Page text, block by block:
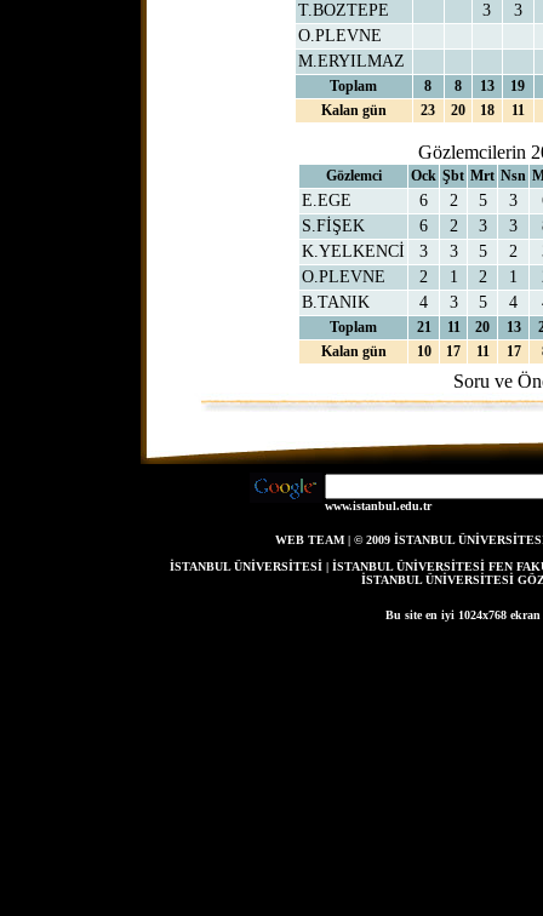
T.BOZTEPE
3
3
O.PLEVNE
M.ERYILMAZ
Toplam 8 8 13 19
Kalan gün
23 20 18 11
Gözlemcilerin
Gözlemci Ock Şbt Mrt Nsn
E.EGE 6 2 5 3
S.FİŞEK
6 2 3 3
K.YELKENCİ
3 3 5 2
O.PLEVNE
2 1 2 1
B.TANIK
4 3 5 4
Toplam 21 11 20 13
Kalan gün
10 17 11 17
Soru ve
www.istanbul.edu.tr
WEB TEAM | © 2009 İSTANBUL
İSTANBUL ÜNİVERSİTESİ| İSTANBUL ÜNİVERSİTESİ FEN
İSTANBUL ÜNİVERSİTESİ
Bu site en iyi 1024x768